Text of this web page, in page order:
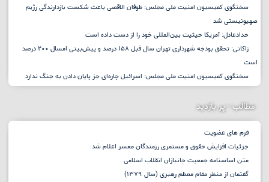
سخنگوی کمیسیون امنیت ملی مجلس: طوفان الاقصی باعث شکست بازدارندگی رژیم
صهیونیستی شد
حدادعادل: آمریکا حیثیت بین‌المللی خود را از دست داده است
زاکانی: تحقق بودجه شهرداری تهران سال قبل ۱۵۸ درصد و پیش‌بینی امسال ۲۰۰ درصد
است
سخنگوی کمیسیون امنیت ملی مجلس: اسرائیل چاره‌ای جز پایان دادن به جنگ ندارد
مطالب - پر بازدید
فرم های عضویت
جزئیات افزایش حقوق و مستمری رزمندگان معسر اعلام شد
متن اساسنامه جمعیت جانبازان انقلاب اسلامی
گفتمان از منظر مقام معظم رهبری (سال ۱۳۷۹)